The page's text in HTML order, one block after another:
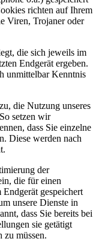
richten auf Ihrem
Viren, Trojaner oder
die sich jeweils im
Endgerät ergeben.
unmittelbar Kenntnis
die Nutzung unseres
setzen wir
dass Sie einzelne
Diese werden nach
der
die für einen
gespeichert
unsere Dienste in
dass Sie bereits bei
sie getätigt
zu müssen.